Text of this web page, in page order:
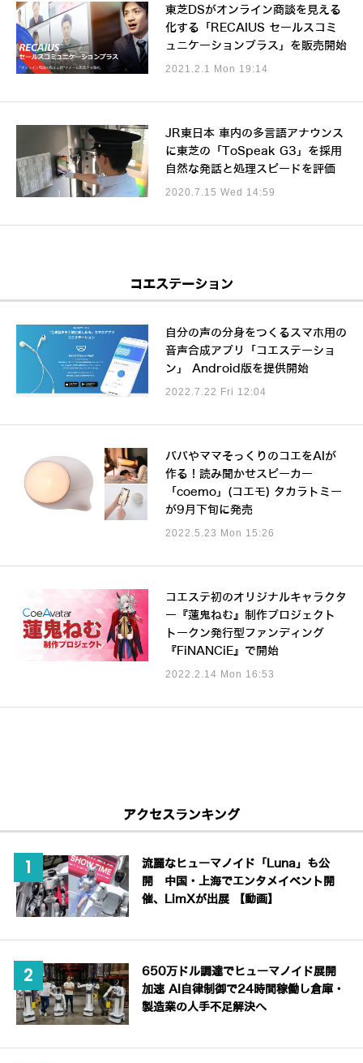
東芝DSがオンライン商談を見える
化する「RECAIUS セールスコミ
ュニケーションプラス」を販売開始
2021.2.1 Mon 19:14
JR東日本 車内の多言語アナウンス
に東芝の「ToSpeak G3」を採用
自然な発話と処理スピードを評価
2020.7.15 Wed 14:59
コエステーション
自分の声の分身をつくるスマホ用の
音声合成アプリ「コエステーショ
ン」 Android版を提供開始
2022.7.22 Fri 12:04
パパやママそっくりのコエをAIが
作る！読み聞かせスピーカー
「coemo」(コエモ) タカラトミー
が9月下旬に発売
2022.5.23 Mon 15:26
コエステ初のオリジナルキャラクタ
ー『蓮鬼ねむ』制作プロジェクト
トークン発行型ファンディング
『FiNANCiE』で開始
2022.2.14 Mon 16:53
アクセスランキング
流麗なヒューマノイド「Luna」も公
開 中国・上海でエンタメイベント開
催、LimXが出展 【動画】
650万ドル調達でヒューマノイド展開
加速 AI自律制御で24時間稼働し倉庫・
製造業の人手不足解決へ